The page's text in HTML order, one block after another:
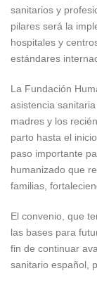
sanitarios y
pilares será la
hospitales y
estándares
La Fundación
asistencia
madres y los
parto hasta el
paso importante
humanizado que
familias,
El convenio, que
las bases para
fin de continuar
sanitario español,